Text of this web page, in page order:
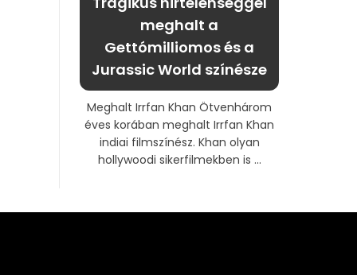
meghalt a
Gettómilliomos és a
Jurassic World színésze
Meghalt Irrfan Khan Ötvenhárom
éves korában meghalt Irrfan Khan
indiai filmszínész. Khan olyan
hollywoodi sikerfilmekben is ...